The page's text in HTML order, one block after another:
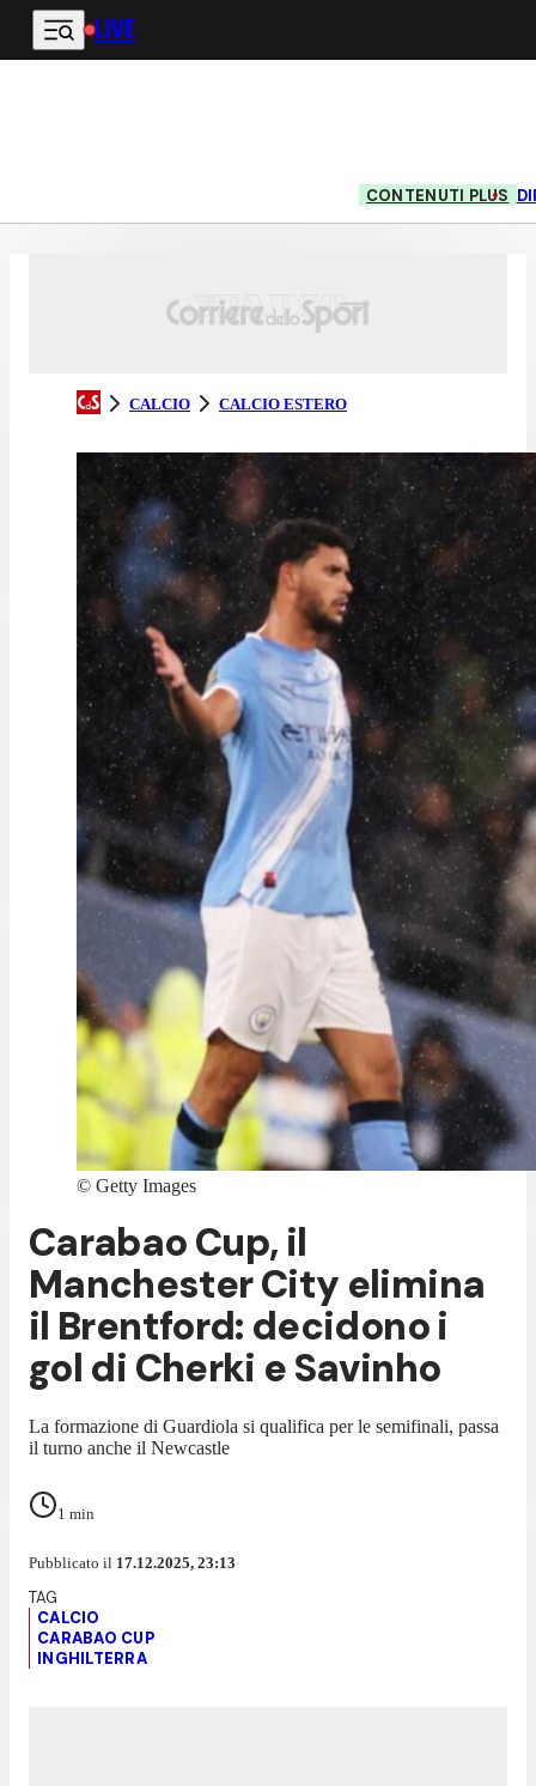
Vai al contenuto principale
LIVE
CONTENUTI PLUS
CALCIO CALCIO ESTERO
© Getty Images
Carabao Cup, il
Manchester City elimina
il Brentford: decidono i
gol di Cherki e Savinho
La formazione di Guardiola si qualifica per le semifinali, passa
il turno anche il Newcastle
1 min
Pubblicato il 17.12.2025, 23:13
CALCIO
CARABAO CUP
INGHILTERRA